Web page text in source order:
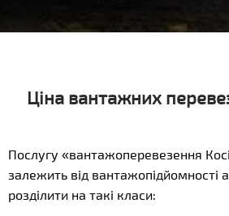
Ціна вантажних
Послугу «вантажоперевезення
залежить від вантажопідйомності
розділити на такі класи: